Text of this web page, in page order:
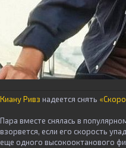
Киану Ривз надеется снять
Пара вместе снялась в
взорвется, если его скорость
еще одного высокооктанового